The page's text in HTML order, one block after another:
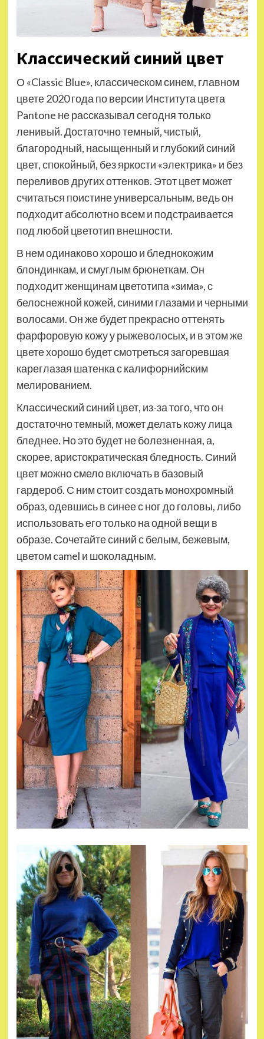
Классический синий цвет
О «Classic Blue», классическом синем, главном
цвете 2020 года по версии Института цвета
Pantone не рассказывал сегодня только
ленивый. Достаточно темный, чистый,
благородный, насыщенный и глубокий синий
цвет, спокойный, без яркости «электрика» и без
переливов других оттенков. Этот цвет может
считаться поистине универсальным, ведь он
подходит абсолютно всем и подстраивается
под любой цветотип внешности.
В нем одинаково хорошо и бледнокожим
блондинкам, и смуглым брюнеткам. Он
подходит женщинам цветотипа «зима», с
белоснежной кожей, синими глазами и черными
волосами. Он же будет прекрасно оттенять
фарфоровую кожу у рыжеволосых, и в этом же
цвете хорошо будет смотреться загоревшая
кареглазая шатенка с калифорнийским
мелированием.
Классический синий цвет, из-за того, что он
достаточно темный, может делать кожу лица
бледнее. Но это будет не болезненная, а,
скорее, аристократическая бледность. Синий
цвет можно смело включать в базовый
гардероб. С ним стоит создать монохромный
образ, одевшись в синее с ног до головы, либо
использовать его только на одной вещи в
образе. Сочетайте синий с белым, бежевым,
цветом camel и шоколадным.